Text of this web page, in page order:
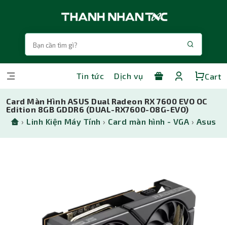
Tin tức Dịch vụ Cart
Card Màn Hình ASUS Dual Radeon RX 7600 EVO OC
Edition 8GB GDDR6 (DUAL-RX7600-O8G-EVO)
› Linh Kiện Máy Tính › Card màn hình - VGA › Asus